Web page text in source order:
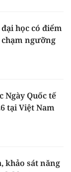
học có điểm
ngưỡng
Ngày Quốc tế
tại Việt Nam
khảo sát năng